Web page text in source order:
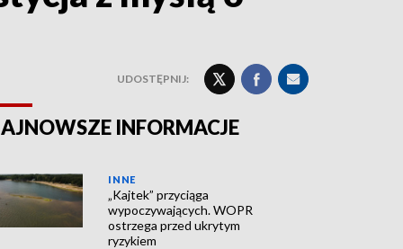
UDOSTĘPNIJ:
INFORMACJE
INNE
„Kajtek” przyciąga
wypoczywających. WOPR
ostrzega przed ukrytym
ryzykiem